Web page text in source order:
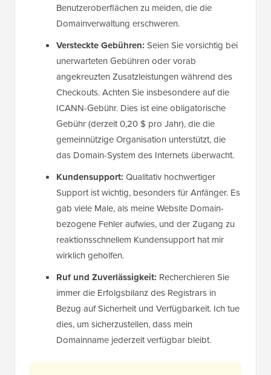
Benutzeroberflächen zu meiden, die die
Domainverwaltung erschweren.
Versteckte Gebühren: Seien Sie vorsichtig bei
unerwarteten Gebühren oder vorab
angekreuzten Zusatzleistungen während des
Checkouts. Achten Sie insbesondere auf die
ICANN-Gebühr. Dies ist eine obligatorische
Gebühr (derzeit 0,20 $ pro Jahr), die die
gemeinnützige Organisation unterstützt, die
das Domain-System des Internets überwacht.
Kundensupport: Qualitativ hochwertiger
Support ist wichtig, besonders für Anfänger. Es
gab viele Male, als meine Website Domain-
bezogene Fehler aufwies, und der Zugang zu
reaktionsschnellem Kundensupport hat mir
wirklich geholfen.
Ruf und Zuverlässigkeit: Recherchieren Sie
immer die Erfolgsbilanz des Registrars in
Bezug auf Sicherheit und Verfügbarkeit. Ich tue
dies, um sicherzustellen, dass mein
Domainname jederzeit verfügbar bleibt.